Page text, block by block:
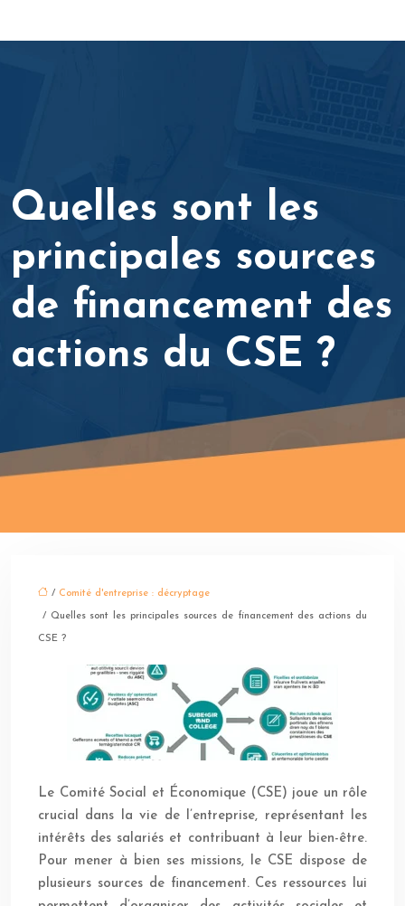
Quelles sont les
principales sources
de financement des
actions du CSE ?
/ Comité d'entreprise : décryptage
/ Quelles sont les principales sources de financement des actions du
CSE ?
Le Comité Social et Économique (CSE) joue un rôle
crucial dans la vie de l’entreprise, représentant les
intérêts des salariés et contribuant à leur bien-être.
Pour mener à bien ses missions, le CSE dispose de
plusieurs sources de financement. Ces ressources lui